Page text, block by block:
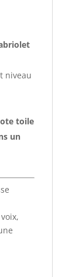
niveau
toile
un